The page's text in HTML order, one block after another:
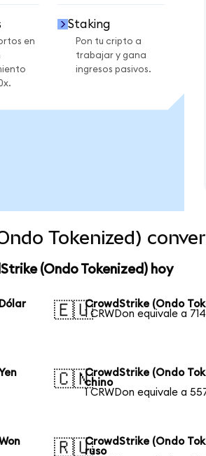
en
Staking
Pon tu cripto a
trabajar y gana
ingresos pasivos.
Tokenized)
(Ondo Tokenized) hoy
🇪🇺CrowdStrike (Ondo
1 CRWDon equivale a
🇨🇳CrowdStrike (Ondo
chino
1 CRWDon equivale a
🇷🇺CrowdStrike (Ondo
ruso